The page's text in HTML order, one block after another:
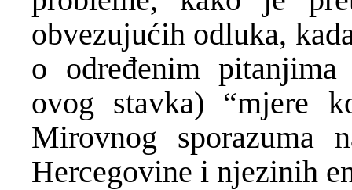
obvezujućih odluka,
o određenim
ovog stavka) “mjere
Mirovnog sporazuma
Hercegovine i njezinih